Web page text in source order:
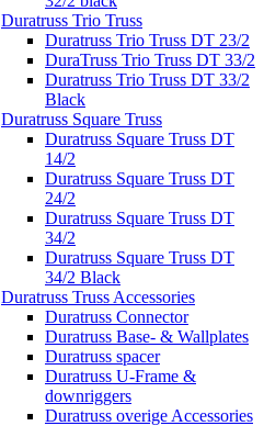
Duratruss Trio Truss
Duratruss Trio Truss DT 23/2
DuraTruss Trio Truss DT 33/2
Duratruss Trio Truss DT 33/2
Black
Duratruss Square Truss
Duratruss Square Truss DT
14/2
Duratruss Square Truss DT
24/2
Duratruss Square Truss DT
34/2
Duratruss Square Truss DT
34/2 Black
Duratruss Truss Accessories
Duratruss Connector
Duratruss Base- & Wallplates
Duratruss spacer
Duratruss U-Frame &
downriggers
Duratruss overige Accessories